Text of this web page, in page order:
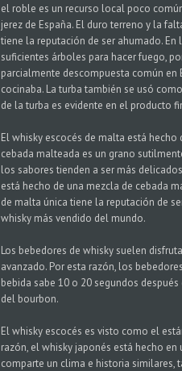
el roble es un recurso local poco
jerez de España. El duro terreno y la
tiene la reputación de ser ahumado.
suficientes árboles para hacer fuego,
parcialmente descompuesta común en
cocinaba. La turba también se usó
de la turba es evidente en el producto
El whisky escocés de malta está
cebada malteada es un grano
los sabores tienden a ser más
está hecho de una mezcla de cebada
de malta única tiene la reputación de
whisky más vendido del mundo.
Los bebedores de whisky suelen
avanzado. Por esta razón, los
bebida sabe 10 o 20 segundos
del bourbon.
El whisky escocés es visto como el
razón, el whisky japonés está hecho
comparte un clima e historia similares,